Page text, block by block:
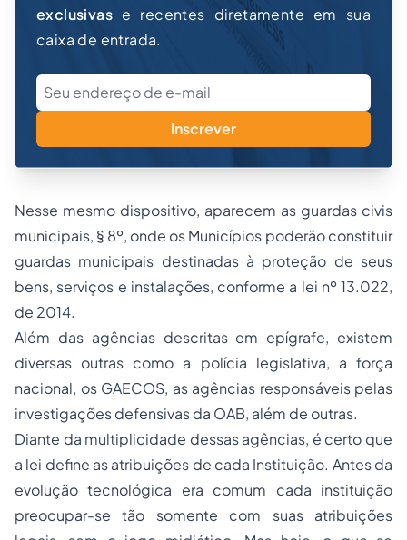
exclusivas e recentes diretamente em sua
caixa de entrada.
Inscrever
Nesse mesmo dispositivo, aparecem as guardas civis
municipais, § 8º, onde os Municípios poderão constituir
guardas municipais destinadas à proteção de seus
bens, serviços e instalações, conforme a lei nº 13.022,
de 2014.
Além das agências descritas em epígrafe, existem
diversas outras como a polícia legislativa, a força
nacional, os GAECOS, as agências responsáveis pelas
investigações defensivas da OAB, além de outras.
Diante da multiplicidade dessas agências, é certo que
a lei define as atribuições de cada Instituição. Antes da
evolução tecnológica era comum cada instituição
preocupar-se tão somente com suas atribuições